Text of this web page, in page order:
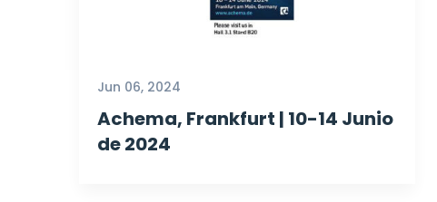
Jun 06, 2024
Achema, Frankfurt | 10-14 Junio
de 2024